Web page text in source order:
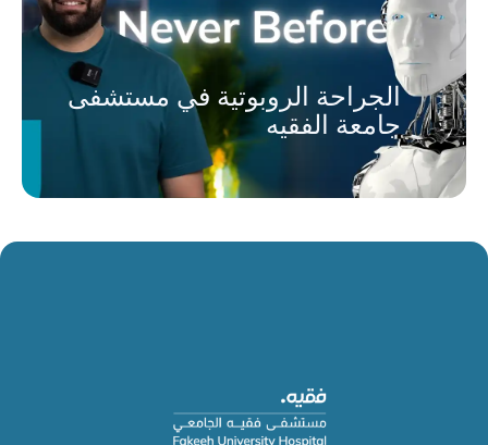
الجراحة الروبوتية في مستشفى
جامعة الفقيه